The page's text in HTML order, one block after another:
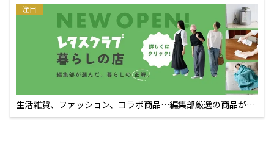
注目
生活雑貨、ファッション、コラボ商品…編集部厳選の商品が買
えるECサイト